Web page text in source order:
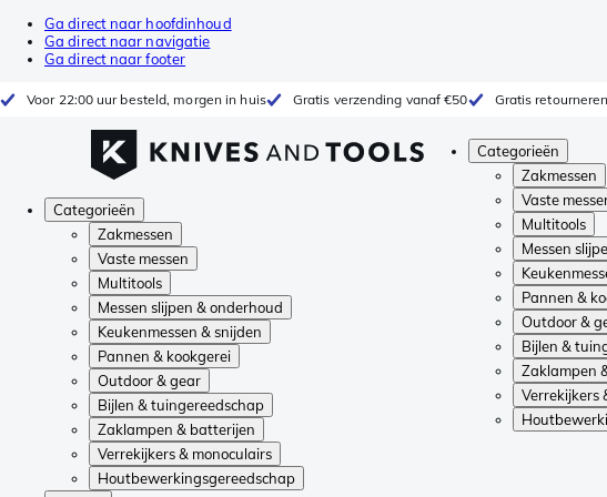
Ga direct naar hoofdinhoud
Ga direct naar navigatie
Ga direct naar footer
Voor 22:00 uur besteld, morgen in huis Gratis verzending vanaf €50 Gratis
Categorieën
Zakmessen
Vaste
Multitools
Messen
Pannen &
Outdoor &
Bijlen &
Zaklampen
Verrekijkers
Categorieën
Zakmessen
Vaste messen
Multitools
Messen slijpen & onderhoud
Keukenmessen & snijden
Pannen & kookgerei
Outdoor & gear
Bijlen & tuingereedschap
Zaklampen & batterijen
Verrekijkers & monoculairs
Houtbewerkingsgereedschap